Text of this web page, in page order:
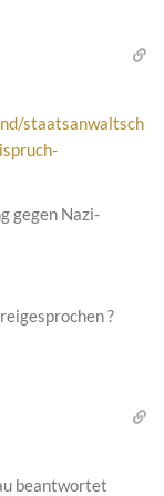
staatsanwaltsch
gegen Nazi-
?
beantwortet